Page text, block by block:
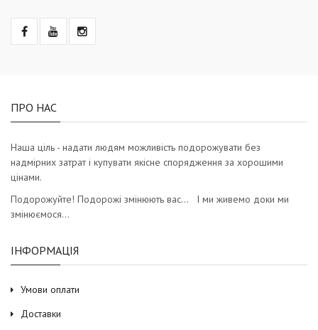
ПРО НАС
Наша ціль - надати людям можливість подорожувати без
надмірних затрат і купувати якісне спорядження за хорошими
цінами.
Подорожуйте! Подорожі змінюють вас… І ми живемо доки ми
змінюємося…
ІНФОРМАЦІЯ
Умови оплати
Доставки